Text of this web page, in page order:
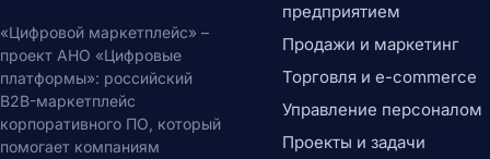
«Цифровой маркетплейс» –
проект АНО «Цифровые
платформы»: российский
B2B-маркетплейс
корпоративного ПО, который
помогает компаниям
предприятием
Продажи и маркетинг
Торговля и e-commerce
Управление персоналом
Проекты и задачи